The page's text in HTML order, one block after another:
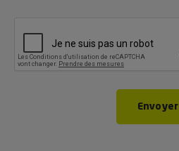
Envoyer